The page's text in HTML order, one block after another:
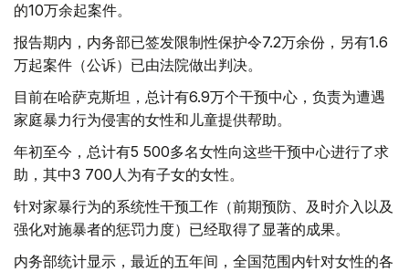
的10万余起案件。
报告期内，内务部已签发限制性保护令7.2万余份，另有1.6
万起案件（公诉）已由法院做出判决。
目前在哈萨克斯坦，总计有6.9万个干预中心，负责为遭遇
家庭暴力行为侵害的女性和儿童提供帮助。
年初至今，总计有5 500多名女性向这些干预中心进行了求
助，其中3 700人为有子女的女性。
针对家暴行为的系统性干预工作（前期预防、及时介入以及
强化对施暴者的惩罚力度）已经取得了显著的成果。
内务部统计显示，最近的五年间，全国范围内针对女性的各